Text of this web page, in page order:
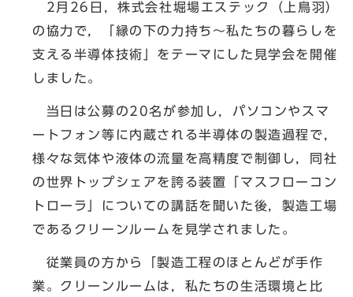
2月26日，株式会社堀場エステック（上鳥羽）
の協力で，「縁の下の力持ち～私たちの暮らしを
支える半導体技術」をテーマにした見学会を開催
しました。
当日は公募の20名が参加し，パソコンやスマ
ートフォン等に内蔵される半導体の製造過程で，
様々な気体や液体の流量を高精度で制御し，同社
の世界トップシェアを誇る装置「マスフローコン
トローラ」についての講話を聞いた後，製造工場
であるクリーンルームを見学されました。
従業員の方から「製造工程のほとんどが手作
業。クリーンルームは，私たちの生活環境と比